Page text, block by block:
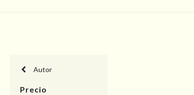
Autor
Precio